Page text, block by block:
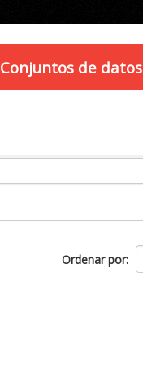
Conjuntos de datos
Ordenar por